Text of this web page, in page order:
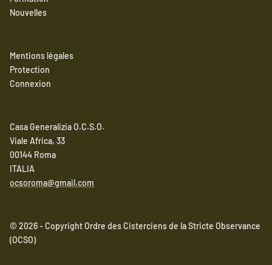
Nouvelles
Mentions légales
Protection
Connexion
Casa Generalizia O.C.S.O.
Viale Africa, 33
00144 Roma
ITALIA
ocsoroma@gmail.com
© 2026 - Copyright Ordre des Cisterciens de la Stricte Observance
(OCSO)